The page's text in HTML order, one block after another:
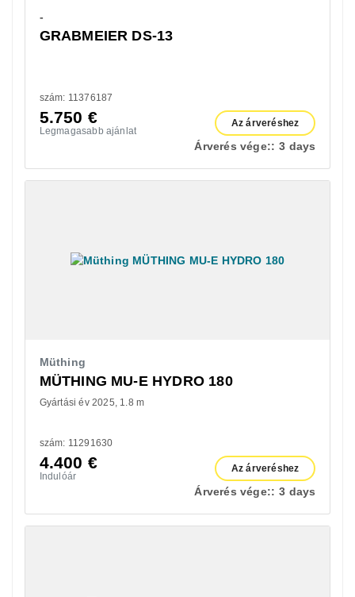
-
GRABMEIER DS-13
szám: 11376187
5.750 €
Legmagasabb ajánlat
Az árveréshez
Árverés vége:: 3 days
Müthing
MÜTHING MU-E HYDRO 180
Gyártási év 2025 1.8 m
szám: 11291630
4.400 €
Indulóár
Az árveréshez
Árverés vége:: 3 days